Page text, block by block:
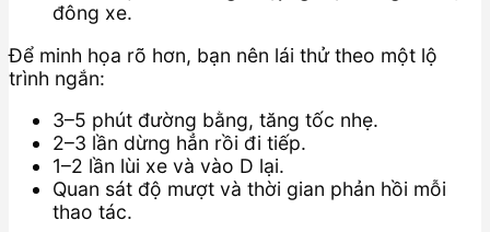
đông xe.
Để minh họa rõ hơn, bạn nên lái thử theo một lộ
trình ngắn:
3–5 phút đường bằng, tăng tốc nhẹ.
2–3 lần dừng hẳn rồi đi tiếp.
1–2 lần lùi xe và vào D lại.
Quan sát độ mượt và thời gian phản hồi mỗi
thao tác.